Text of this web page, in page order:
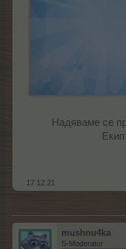
Надяваме се
17.12.21
mushnu4ka
S-Moderator